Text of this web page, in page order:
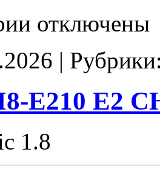
записи
G430
SensLevelOil_Off
отключены
|
E210 E2
1.8